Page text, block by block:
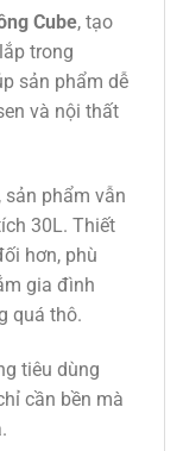
Cube, tạo
trong
sản phẩm dễ
và nội thất
, sản phẩm vẫn
30L. Thiết
hơn, phù
gia đình
quá thô.
tiêu dùng
cần bền mà